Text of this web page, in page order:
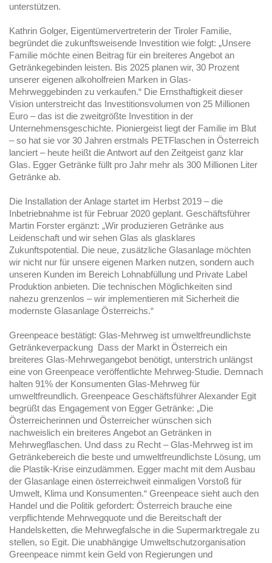
unterstützen.
Kathrin Golger, Eigentümervertreterin der Tiroler Familie,
begründet die zukunftsweisende Investition wie folgt: „Unsere
Familie möchte einen Beitrag für ein breiteres Angebot an
Getränkegebinden leisten. Bis 2025 planen wir, 30 Prozent
unserer eigenen alkoholfreien Marken in Glas-
Mehrweggebinden zu verkaufen.“ Die Ernsthaftigkeit dieser
Vision unterstreicht das Investitionsvolumen von 25 Millionen
Euro – das ist die zweitgrößte Investition in der
Unternehmensgeschichte. Pioniergeist liegt der Familie im Blut
– so hat sie vor 30 Jahren erstmals PETFlaschen in Österreich
lanciert – heute heißt die Antwort auf den Zeitgeist ganz klar
Glas. Egger Getränke füllt pro Jahr mehr als 300 Millionen Liter
Getränke ab.
Die Installation der Anlage startet im Herbst 2019 – die
Inbetriebnahme ist für Februar 2020 geplant. Geschäftsführer
Martin Forster ergänzt: „Wir produzieren Getränke aus
Leidenschaft und wir sehen Glas als glasklares
Zukunftspotential. Die neue, zusätzliche Glasanlage möchten
wir nicht nur für unsere eigenen Marken nutzen, sondern auch
unseren Kunden im Bereich Lohnabfüllung und Private Label
Produktion anbieten. Die technischen Möglichkeiten sind
nahezu grenzenlos – wir implementieren mit Sicherheit die
modernste Glasanlage Österreichs.“
Greenpeace bestätigt: Glas-Mehrweg ist umweltfreundlichste
Getränkeverpackung Dass der Markt in Österreich ein
breiteres Glas-Mehrwegangebot benötigt, unterstrich unlängst
eine von Greenpeace veröffentlichte Mehrweg-Studie. Demnach
halten 91% der Konsumenten Glas-Mehrweg für
umweltfreundlich. Greenpeace Geschäftsführer Alexander Egit
begrüßt das Engagement von Egger Getränke: „Die
Österreicherinnen und Österreicher wünschen sich
nachweislich ein breiteres Angebot an Getränken in
Mehrwegflaschen. Und dass zu Recht – Glas-Mehrweg ist im
Getränkebereich die beste und umweltfreundlichste Lösung, um
die Plastik-Krise einzudämmen. Egger macht mit dem Ausbau
der Glasanlage einen österreichweit einmaligen Vorstoß für
Umwelt, Klima und Konsumenten.“ Greenpeace sieht auch den
Handel und die Politik gefordert: Österreich brauche eine
verpflichtende Mehrwegquote und die Bereitschaft der
Handelsketten, die Mehrwegfalsche in die Supermarktregale zu
stellen, so Egit. Die unabhängige Umweltschutzorganisation
Greenpeace nimmt kein Geld von Regierungen und